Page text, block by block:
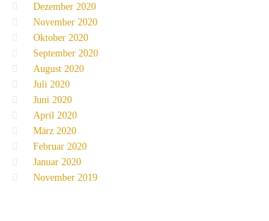
Dezember 2020
November 2020
Oktober 2020
September 2020
August 2020
Juli 2020
Juni 2020
April 2020
März 2020
Februar 2020
Januar 2020
November 2019